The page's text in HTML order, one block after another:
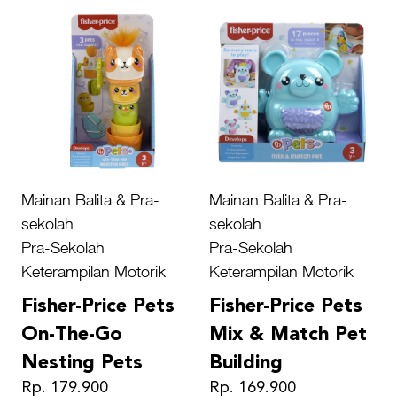
Mainan Balita & Pra-
sekolah
Pra-Sekolah
Keterampilan Motorik
Fisher-Price Pets
On-The-Go
Nesting Pets
Rp. 179.900
Mainan Balita & Pra-
sekolah
Pra-Sekolah
Keterampilan Motorik
Fisher-Price Pets
Mix & Match Pet
Building
Rp. 169.900